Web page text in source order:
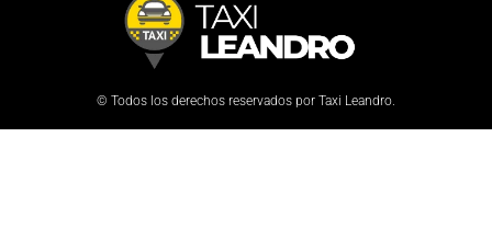
© Todos los derechos reservados por Taxi Leandro.